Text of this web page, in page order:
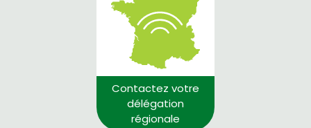
Contactez votre
délégation
régionale